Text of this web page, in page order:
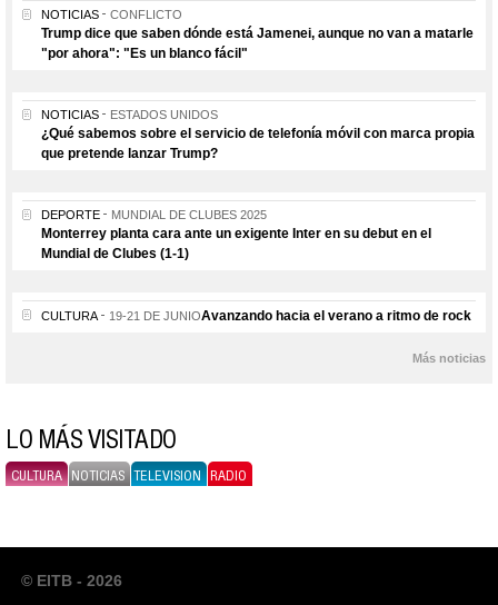
NOTICIAS CONFLICTO
Trump dice que saben dónde está Jamenei, aunque no van a matarle
"por ahora": "Es un blanco fácil"
NOTICIAS ESTADOS UNIDOS
¿Qué sabemos sobre el servicio de telefonía móvil con marca propia
que pretende lanzar Trump?
DEPORTE MUNDIAL DE CLUBES 2025
Monterrey planta cara ante un exigente Inter en su debut en el
Mundial de Clubes (1-1)
CULTURA 19-21 DE JUNIOAvanzando hacia el verano a ritmo de rock
Más noticias
LO MÁS VISITADO
CULTURA NOTICIAS TELEVISION RADIO
© EITB - 2026